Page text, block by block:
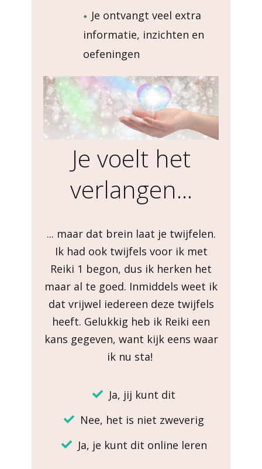
Je ontvangt veel extra
informatie, inzichten en
oefeningen
Je voelt het
verlangen...
... maar dat brein laat je twijfelen.
Ik had ook twijfels voor ik met
Reiki 1 begon, dus ik herken het
maar al te goed. Inmiddels weet ik
dat vrijwel iedereen deze twijfels
heeft. Gelukkig heb ik Reiki een
kans gegeven, want kijk eens waar
ik nu sta!
Ja, jij kunt dit
Nee, het is niet zweverig
Ja, je kunt dit online leren